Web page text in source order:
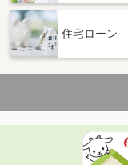
住宅ローン